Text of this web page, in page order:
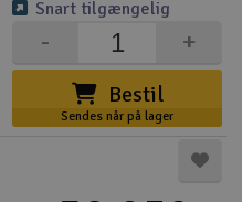
Bestil
Sendes når på lager
+
-
Snart tilgængelig